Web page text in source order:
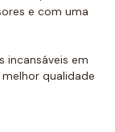
algo de vital
não arrastam
a mobilidade
podem ser
ou
e com uma
incansáveis em
qualidade